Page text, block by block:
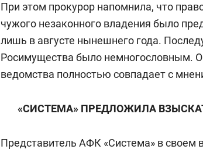
При этом прокурор напомнила, что
чужого незаконного владения было
лишь в августе нынешнего года.
Росимущества было немногословным.
ведомства полностью совпадает с
«СИСТЕМА» ПРЕДЛОЖИЛА
Представитель АФК «Система» в своем